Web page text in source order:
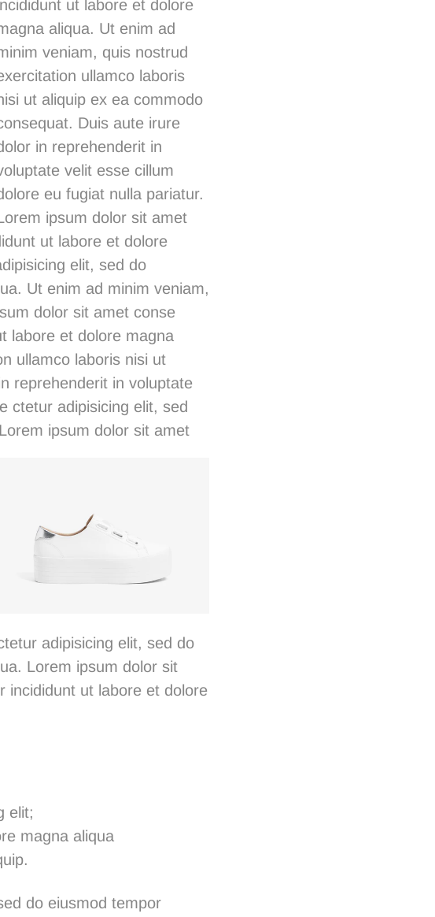
ut labore et dolore
aliqua. Ut enim ad
veniam, quis nostrud
ullamco laboris
ut aliquip ex ea commodo
Duis aute irure
in reprehenderit in
velit esse cillum
eu fugiat nulla pariatur.
ipsum dolor sit amet
ut labore et dolore
elit, sed do
Ut enim ad minim veniam,
dolor sit amet conse
labore et dolore magna
ullamco laboris nisi ut
reprehenderit in voluptate
ctetur adipisicing elit, sed
Lorem ipsum dolor sit amet
adipisicing elit, sed do
Lorem ipsum dolor sit
incididunt ut labore et dolore
elit;
magna aliqua
do eiusmod tempor